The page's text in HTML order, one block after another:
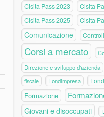
Cisita Pass 2023 Cisita
Cisita Pass 2025 Cisita
Comunicazione
Corsi a mercato
Direzione e sviluppo d'azienda
fiscale Fondimpresa
Formazione
Giovani e disoccupati